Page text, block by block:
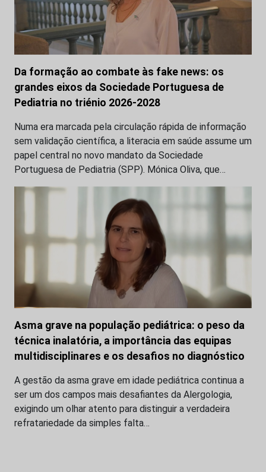
Da formação ao combate às fake news: os
grandes eixos da Sociedade Portuguesa de
Pediatria no triénio 2026-2028
Numa era marcada pela circulação rápida de informação
sem validação científica, a literacia em saúde assume um
papel central no novo mandato da Sociedade
Portuguesa de Pediatria (SPP). Mónica Oliva, que…
Asma grave na população pediátrica: o peso da
técnica inalatória, a importância das equipas
multidisciplinares e os desafios no diagnóstico
A gestão da asma grave em idade pediátrica continua a
ser um dos campos mais desafiantes da Alergologia,
exigindo um olhar atento para distinguir a verdadeira
refratariedade da simples falta…